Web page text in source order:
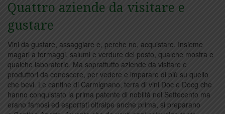
Quattro aziende da visitare e
gustare
Vini da gustare, assaggiare e, perche no, acquistare. Insieme
magari a formaggi, salumi e verdure del posto, qualche mostra e
qualche laboratorio. Ma soprattutto aziende da visitare e
produttori da conoscere, per vedere e imparare di più su quello
che bevi. Le cantine di Carmignano, terra di vini Doc e Docg che
hanno conquistato la prima patente di nobiltà nel Settecento ma
erano famosi ed esportati oltralpe anche prima, si preparano